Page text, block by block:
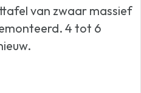
van zwaar massief
4 tot 6